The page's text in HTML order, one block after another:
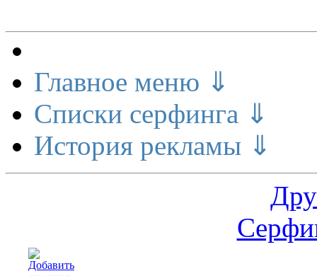
Главное меню ⇓
Списки серфинга ⇓
История рекламы ⇓